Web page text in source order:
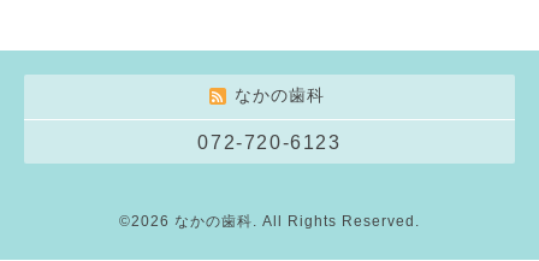
なかの歯科
072-720-6123
©2026 なかの歯科. All Rights Reserved.